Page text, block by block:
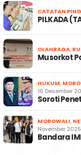
CATATAN
PILKADA
OLAHRAGA,
Musorkot
HUKUM,
16 Desember
Soroti
MOROWALI,
November 2025
Bandara